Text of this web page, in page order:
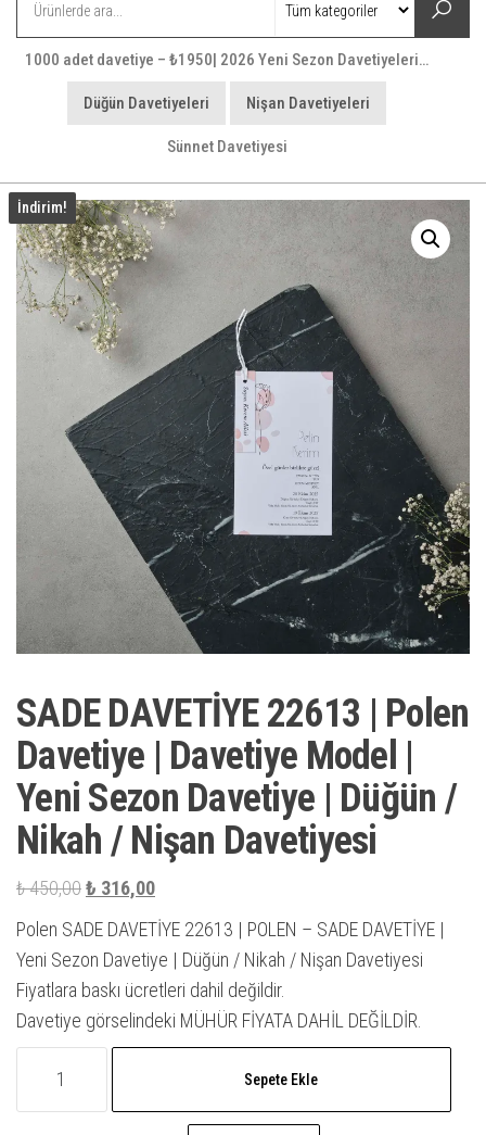
1000 adet davetiye – ₺1950| 2026 Yeni Sezon Davetiyeleri…
Düğün Davetiyeleri Nişan Davetiyeleri
Sünnet Davetiyesi
İndirim!
SADE DAVETİYE 22613 | Polen
Davetiye | Davetiye Model |
Yeni Sezon Davetiye | Düğün /
Nikah / Nişan Davetiyesi
₺450,00Orijinal
fiyat:
₺ 450,00.
₺ 316,00Şu
andaki
fiyat:
₺ 316,00.
Polen SADE DAVETİYE 22613 | POLEN – SADE DAVETİYE |
Yeni Sezon Davetiye | Düğün / Nikah / Nişan Davetiyesi
Fiyatlara baskı ücretleri dahil değildir.
Davetiye görselindeki MÜHÜR FİYATA DAHİL DEĞİLDİR.
DAVETİYE
Sepete Ekle